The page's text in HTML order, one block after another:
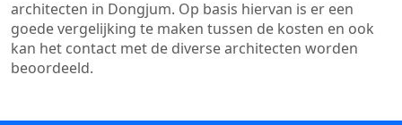
architecten in Dongjum. Op basis hiervan is er een
goede vergelijking te maken tussen de kosten en ook
kan het contact met de diverse architecten worden
beoordeeld.